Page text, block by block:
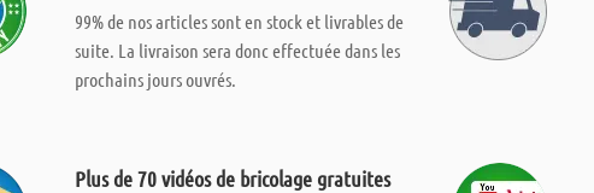
99% de nos articles sont en stock et livrables de
suite. La livraison sera donc effectuée dans les
prochains jours ouvrés.
Plus de 70 vidéos de bricolage gratuites